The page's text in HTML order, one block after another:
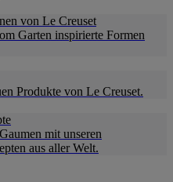
von Le Creuset
Garten inspirierte Formen
Produkte von Le Creuset.
mit unseren
aus aller Welt.